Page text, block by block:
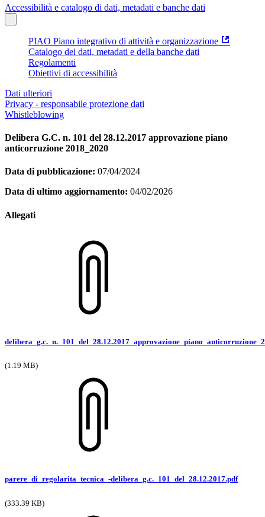
Accessibilità e catalogo di dati, metadati e banche dati
PIAO Piano integrativo di attività e organizzazione
Catalogo dei dati, metadati e della banche dati
Regolamenti
Obiettivi di accessibilità
Dati ulteriori
Privacy - responsabile protezione dati
Whistleblowing
Delibera G.C. n. 101 del 28.12.2017 approvazione piano
anticorruzione 2018_2020
Data di pubblicazione: 07/04/2024
Data di ultimo aggiornamento: 04/02/2026
Allegati
(1.19 MB)
parere_di_regolarita_tecnica_-delibera_g.c._101_del_28.12.2017.pdf
(333.39 KB)